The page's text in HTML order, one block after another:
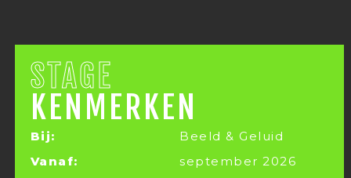
STAGE
KENMERKEN
Bij:
Beeld & Geluid
Vanaf:
september 2026